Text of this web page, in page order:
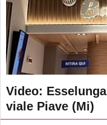
Video:
viale Piave (Mi)